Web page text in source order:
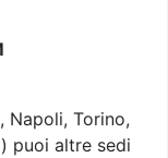
Napoli, Torino,
puoi altre sedi